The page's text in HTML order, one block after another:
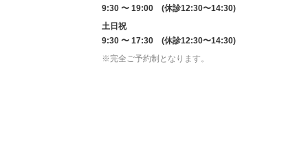
9:30 〜 19:00 (休診12:30〜14:30)
土日祝
9:30 〜 17:30 (休診12:30〜14:30)
※完全ご予約制となります。